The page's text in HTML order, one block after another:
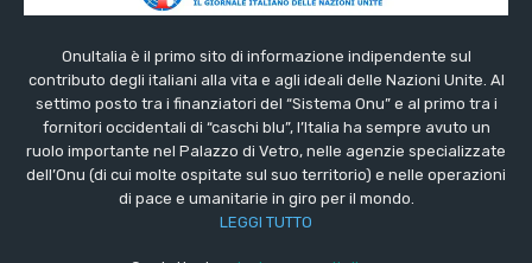
OnuItalia è il primo sito di informazione indipendente sul
contributo degli italiani alla vita e agli ideali delle Nazioni Unite. Al
settimo posto tra i finanziatori del “Sistema Onu” e al primo tra i
fornitori occidentali di “caschi blu”, l’Italia ha sempre avuto un
ruolo importante nel Palazzo di Vetro, nelle agenzie specializzate
dell’Onu (di cui molte ospitate sul suo territorio) e nelle operazioni
di pace e umanitarie in giro per il mondo.
LEGGI TUTTO